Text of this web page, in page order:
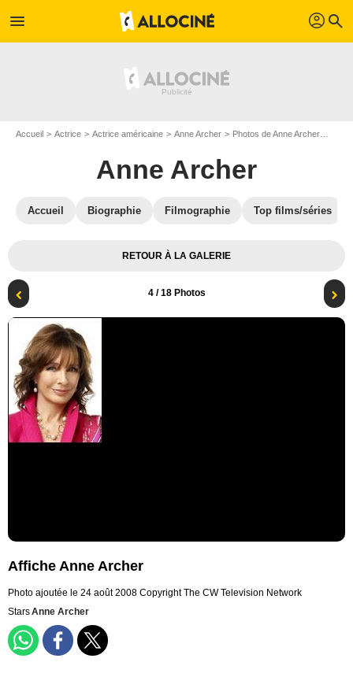
menu profil search
Accueil Actrice Actrice américaine Anne Archer Photos de Anne Archer
Anne Archer
Accueil Biographie Filmographie Top films/séries
RETOUR À LA GALERIE
4/ 18 Photos
Affiche Anne Archer
Photo ajoutée le 24 août 2008 Copyright The CW Television Network
StarsAnne Archer